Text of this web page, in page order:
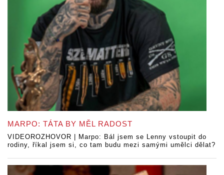
MARPO: TÁTA BY MĚL RADOST
VIDEOROZHOVOR | Marpo: Bál jsem se Lenny vstoupit do
rodiny, říkal jsem si, co tam budu mezi samými umělci dělat?